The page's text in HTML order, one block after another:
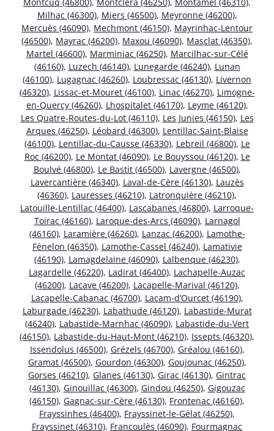
Milhac (46300), Miers (46500), Meyronne (46200),
Mercuès (46090), Mechmont (46150), Mayrinhac-Lentour
(46500), Mayrac (46200), Maxou (46090), Masclat (46350),
Martel (46600), Marminiac (46250), Marcilhac-sur-Célé
(46160), Luzech (46140), Lunegarde (46240), Lunan
(46100), Lugagnac (46260), Loubressac (46130), Livernon
(46320), Lissac-et-Mouret (46100), Linac (46270), Limogne-
en-Quercy (46260), Lhospitalet (46170), Leyme (46120),
Les Quatre-Routes-du-Lot (46110), Les Junies (46150), Les
Arques (46250), Léobard (46300), Lentillac-Saint-Blaise
(46100), Lentillac-du-Causse (46330), Lebreil (46800), Le
Roc (46200), Le Montat (46090), Le Bouyssou (46120), Le
Boulvé (46800), Le Bastit (46500), Lavergne (46500),
Lavercantière (46340), Laval-de-Cère (46130), Lauzès
(46360), Lauresses (46210), Latronquière (46210),
Latouille-Lentillac (46400), Lascabanes (46800), Larroque-
Toirac (46160), Laroque-des-Arcs (46090), Larnagol
(46160), Laramière (46260), Lanzac (46200), Lamothe-
Fénelon (46350), Lamothe-Cassel (46240), Lamativie
(46190), Lamagdelaine (46090), Lalbenque (46230),
Lagardelle (46220), Ladirat (46400), Lachapelle-Auzac
(46200), Lacave (46200), Lacapelle-Marival (46120),
Lacapelle-Cabanac (46700), Lacam-d’Ourcet (46190),
Laburgade (46230), Labathude (46120), Labastide-Murat
(46240), Labastide-Marnhac (46090), Labastide-du-Vert
(46150), Labastide-du-Haut-Mont (46210), Issepts (46320),
Issendolus (46500), Grézels (46700), Gréalou (46160),
Gramat (46500), Gourdon (46300), Goujounac (46250),
Gorses (46210), Glanes (46130), Girac (46130), Gintrac
(46130), Ginouillac (46300), Gindou (46250), Gigouzac
(46150), Gagnac-sur-Cère (46130), Frontenac (46160),
Frayssinhes (46400), Frayssinet-le-Gélat (46250),
Frayssinet (46310), Francoulès (46090), Fourmagnac